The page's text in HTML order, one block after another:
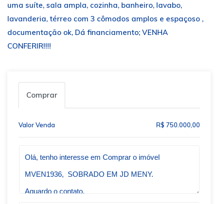
uma suíte, sala ampla, cozinha, banheiro, lavabo,
lavanderia, térreo com 3 cômodos amplos e espaçoso ,
documentação ok, Dá financiamento; VENHA
CONFERIR!!!!
Comprar
Valor Venda R$ 750.000,00